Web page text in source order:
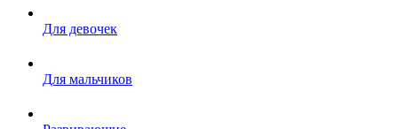
Для девочек
Для мальчиков